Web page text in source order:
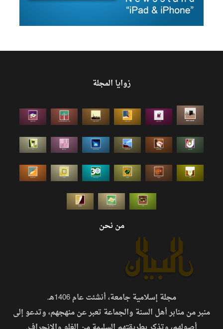
زوايا المجلة
من نحن
مجلة إسلامية جامعة، أنشئت عام 1406هـ.
منبر من منابر أهل السنة والجماعة تعبر عن منهجهم، وتدعو إلى